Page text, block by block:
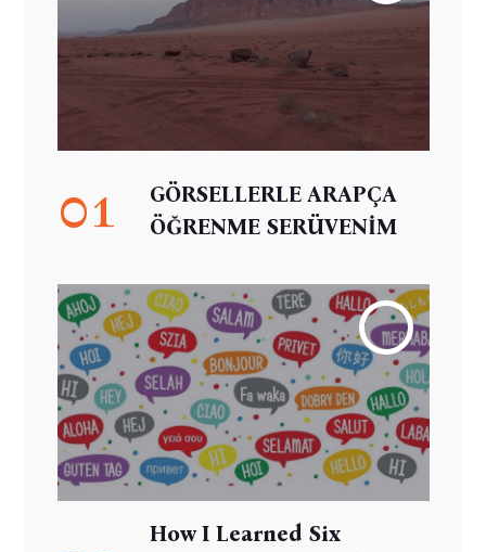
01
GÖRSELLERLE ARAPÇA
ÖĞRENME SERÜVENİM
How I Learned Six